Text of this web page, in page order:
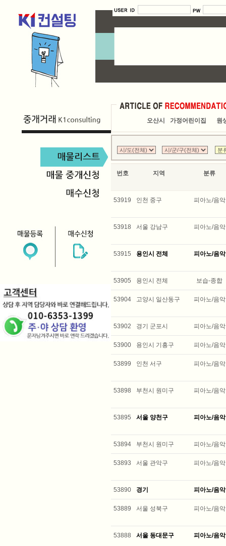
오산시 가정어린이집 원
번호 지역 분류
53919 인천 중구 피아노/음악
53918 서울 강남구 피아노/음악
53915 용인시 전체 피아노/음악
53905 용인시 전체 보습-종합
53904 고양시 일산동구 피아노/음악
53902 경기 군포시 피아노/음악
53900 용인시 기흥구 피아노/음악
53899 인천 서구 피아노/음악
53898 부천시 원미구 피아노/음악
53895 서울 양천구 피아노/음악
53894 부천시 원미구 피아노/음악
53893 서울 관악구 피아노/음악
53890 경기 피아노/음악
53889 서울 성북구 피아노/음악
53888 서울 동대문구 피아노/음악